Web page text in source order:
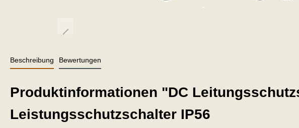
Beschreibung Bewertungen
Produktinformationen "DC
Leistungsschutzschalter IP56